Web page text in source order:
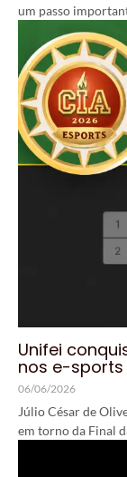
um passo
Unifei
nos e-sports
06/06/2026
Júlio César de
em torno da Final